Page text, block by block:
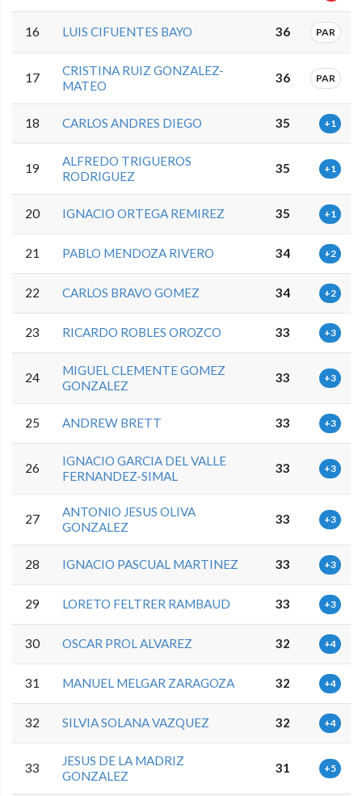
16 LUIS CIFUENTES BAYO 36 PAR
17
CRISTINA RUIZ GONZALEZ-
MATEO
36 PAR
18 CARLOS ANDRES DIEGO 35 +1
19
ALFREDO TRIGUEROS
RODRIGUEZ
35 +1
20 IGNACIO ORTEGA REMIREZ 35 +1
21 PABLO MENDOZA RIVERO 34 +2
22 CARLOS BRAVO GOMEZ 34 +2
23 RICARDO ROBLES OROZCO 33 +3
24
MIGUEL CLEMENTE GOMEZ
GONZALEZ
33 +3
25 ANDREW BRETT 33 +3
26
IGNACIO GARCIA DEL VALLE
FERNANDEZ-SIMAL
33 +3
27
ANTONIO JESUS OLIVA
GONZALEZ
33 +3
28 IGNACIO PASCUAL MARTINEZ 33 +3
29 LORETO FELTRER RAMBAUD 33 +3
30 OSCAR PROL ALVAREZ 32 +4
31 MANUEL MELGAR ZARAGOZA 32 +4
32 SILVIA SOLANA VAZQUEZ 32 +4
33
JESUS DE LA MADRIZ
GONZALEZ
31 +5